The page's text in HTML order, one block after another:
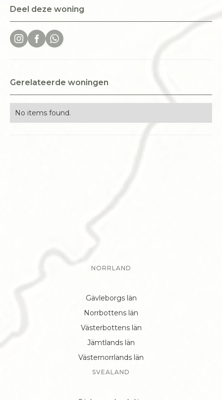
Deel deze woning
Gerelateerde woningen
No items found.
NORRLAND
Gävleborgs län
Norrbottens län
Västerbottens län
Jämtlands län
Västernorrlands län
SVEALAND